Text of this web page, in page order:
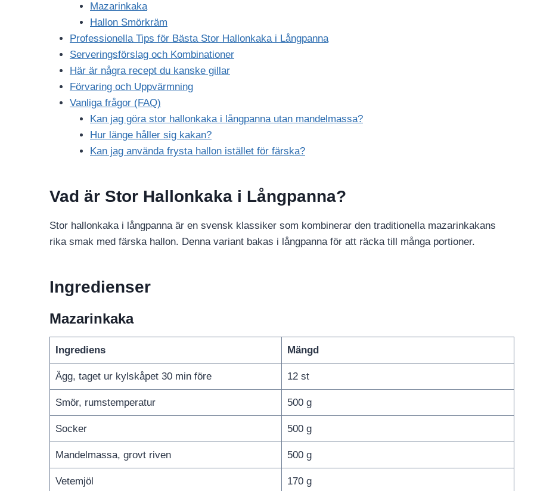
Mazarinkaka
Hallon Smörkräm
Professionella Tips för Bästa Stor Hallonkaka i Långpanna
Serveringsförslag och Kombinationer
Här är några recept du kanske gillar
Förvaring och Uppvärmning
Vanliga frågor (FAQ)
Kan jag göra stor hallonkaka i långpanna utan mandelmassa?
Hur länge håller sig kakan?
Kan jag använda frysta hallon istället för färska?
Vad är Stor Hallonkaka i Långpanna?
Stor hallonkaka i långpanna är en svensk klassiker som kombinerar den traditionella mazarinkakans
rika smak med färska hallon. Denna variant bakas i långpanna för att räcka till många portioner.
Ingredienser
Mazarinkaka
Ingrediens Mängd
Ägg, taget ur kylskåpet 30 min före 12 st
Smör, rumstemperatur 500 g
Socker 500 g
Mandelmassa, grovt riven 500 g
Vetemjöl 170 g